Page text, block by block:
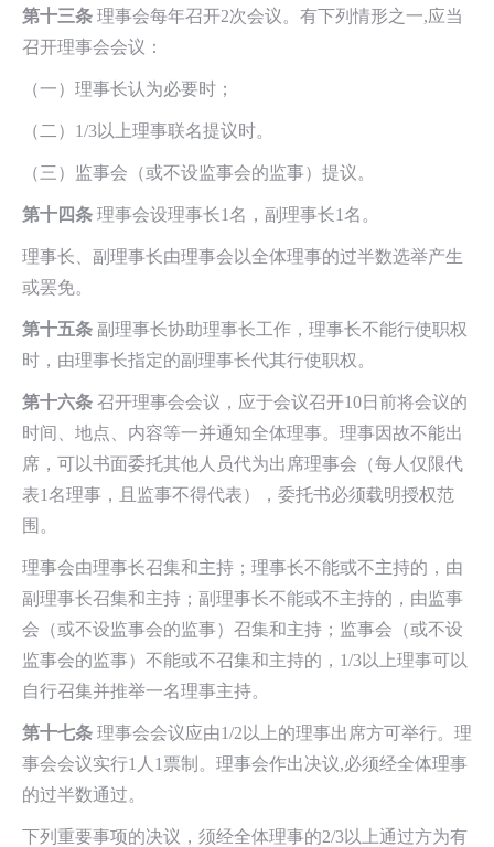
第十三条 理事会每年召开2次会议。有下列情形之一,应当
召开理事会会议：
（一）理事长认为必要时；
（二）1/3以上理事联名提议时。
（三）监事会（或不设监事会的监事）提议。
第十四条 理事会设理事长1名，副理事长1名。
理事长、副理事长由理事会以全体理事的过半数选举产生
或罢免。
第十五条 副理事长协助理事长工作，理事长不能行使职权
时，由理事长指定的副理事长代其行使职权。
第十六条 召开理事会会议，应于会议召开10日前将会议的
时间、地点、内容等一并通知全体理事。理事因故不能出
席，可以书面委托其他人员代为出席理事会（每人仅限代
表1名理事，且监事不得代表），委托书必须载明授权范
围。
理事会由理事长召集和主持；理事长不能或不主持的，由
副理事长召集和主持；副理事长不能或不主持的，由监事
会（或不设监事会的监事）召集和主持；监事会（或不设
监事会的监事）不能或不召集和主持的，1/3以上理事可以
自行召集并推举一名理事主持。
第十七条 理事会会议应由1/2以上的理事出席方可举行。理
事会会议实行1人1票制。理事会作出决议,必须经全体理事
的过半数通过。
下列重要事项的决议，须经全体理事的2/3以上通过方为有